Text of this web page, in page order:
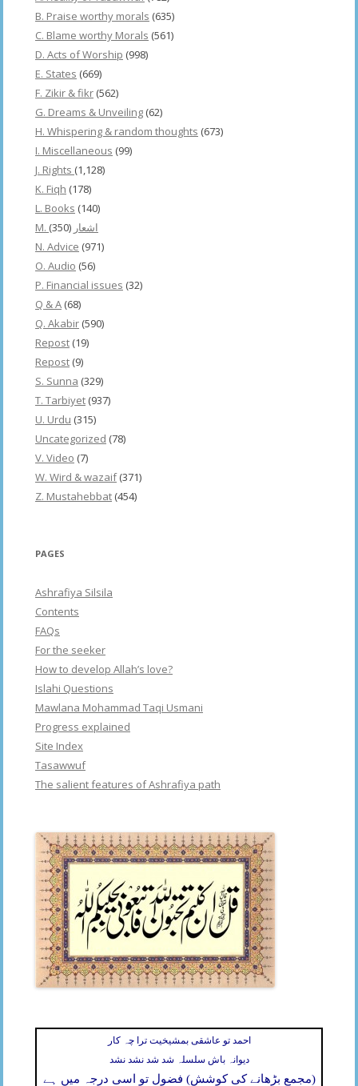
B. Praise worthy morals (635)
C. Blame worthy Morals (561)
D. Acts of Worship (998)
E. States (669)
F. Zikir & fikr (562)
G. Dreams & Unveiling (62)
H. Whispering & random thoughts (673)
I. Miscellaneous (99)
J. Rights (1,128)
K. Fiqh (178)
L. Books (140)
M. اشعار (350)
N. Advice (971)
O. Audio (56)
P. Financial issues (32)
Q & A (68)
Q. Akabir (590)
Repost (19)
Repost (9)
S. Sunna (329)
T. Tarbiyet (937)
U. Urdu (315)
Uncategorized (78)
V. Video (7)
W. Wird & wazaif(371)
Z. Mustahebbat (454)
PAGES
Ashrafiya Silsila
Contents
FAQs
For the seeker
How to develop Allah’s love?
Islahi Questions
Mawlana Mohammad Taqi Usmani
Progress explained
Site Index
Tasawwuf
The salient features of Ashrafiya path
احمد تو عاشقی بمشیخیت ترا چہ کار
دیوانہ باش سلسلہ شد شد نشد نشد
(مجمع بڑھانے کی کوشش) فضول تو اسی درجہ میں ہے